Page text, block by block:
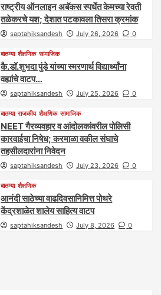
राष्ट्रीय ऑनलाइन अबॅकस स्पर्धेत केमच्या रेवती
तळेकरचे यश; देशात पटकावला तिसरा क्रमांक
saptahiksandesh July 26, 2026 0
बातम्या शैक्षणिक सामाजिक
कै.डॉ.शुभदा पुंडे यांच्या स्मरणार्थ विद्यार्थ्यांना
वह्यांचे वाटप…
saptahiksandesh July 25, 2026 0
बातम्या राजकीय शैक्षणिक सामाजिक
NEET गैरव्यवहार व आंदोलकांवरील पोलिसी
कारवाईचा निषेध; करमाळा वकील संघाचे
तहसीलदारांना निवेदन
saptahiksandesh July 23, 2026 0
बातम्या शैक्षणिक
आनंदी साठेच्या वाढदिवसानिमित्त पोथरे
केंद्रशाळेत शालेय साहित्य वाटप
saptahiksandesh July 8, 2026 0